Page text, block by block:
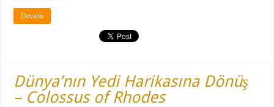
Devamı
Dünya’nın Yedi Harikasına Dönüş
– Colossus of Rhodes